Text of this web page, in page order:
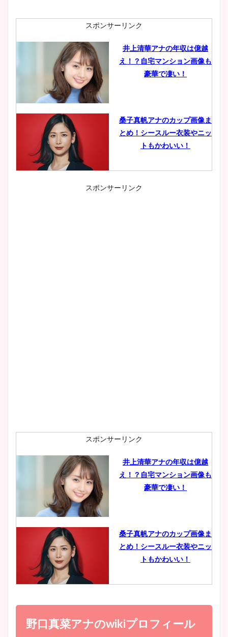
スポンサーリンク
井上清華アナの年収は億越
え！？自宅マンション画像も
豪華で凄い！
桑子真帆アナのカップ画像ま
とめ！シースルー衣装やニッ
トもかわいい！
小室瑛莉子のカップ画像まと
肉も凄い！
鈴木唯の太ってた時の体重が
ヤバすぎww原因や痩せたダ
豊島実季アナのカップ画像ま
とめ！美脚や水着姿に年齢も
宇賀神メグアナのニット画像
スポンサーリンク
スポンサーリンク
井上清華アナの年収は億越
え！？自宅マンション画像も
豪華で凄い！
桑子真帆アナのカップ画像ま
とめ！シースルー衣装やニッ
トもかわいい！
小室瑛莉子のカップ画像まと
め！足が美脚でニット衣装も
かわいい！
野口真菜アナのwikiプロフィール